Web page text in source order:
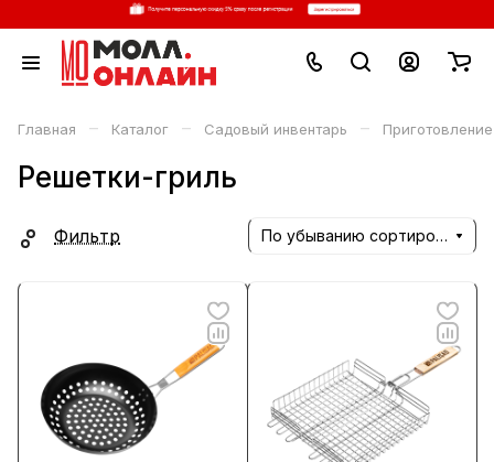
Главная – Каталог – Садовый инвентарь –
Решетки-гриль
Фильтр По убыванию сортировки